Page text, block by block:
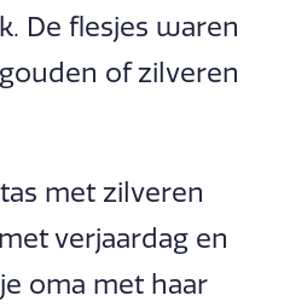
De flesjes waren
of zilveren
met zilveren
verjaardag en
oma met haar